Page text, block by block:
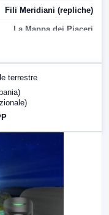
Fili Meridiani (repliche)
La Mappa dei Piaceri
LabNews (replica)
terrestre